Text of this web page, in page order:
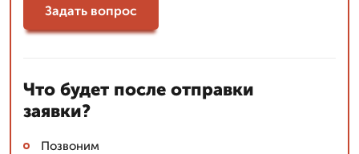
Задать вопрос
Что будет после отправки
заявки?
Позвоним